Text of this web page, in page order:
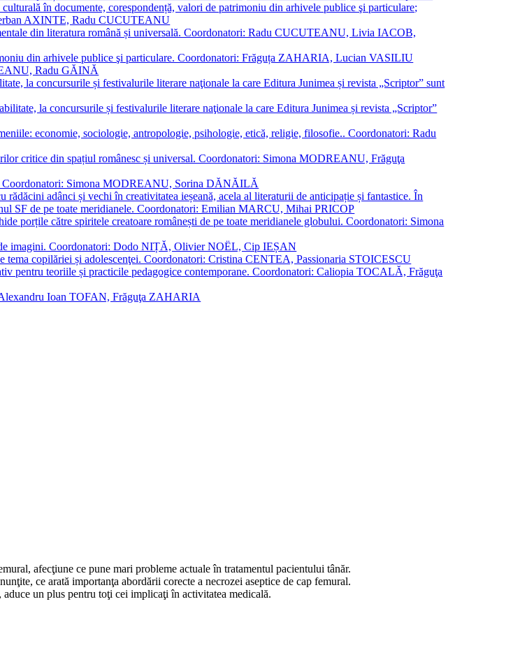
în documente, corespondență, valori de patrimoniu din arhivele publice şi particulare;
AXINTE, Radu CUCUTEANU
din literatura română și universală. Coordonatori: Radu CUCUTEANU, Livia IACOB,
din arhivele publice şi particulare. Coordonatori: Frăguța ZAHARIA, Lucian VASILIU
Radu GĂINĂ
la concursurile și festivalurile literare naţionale la care Editura Junimea și revista „Scriptor” sunt
la concursurile și festivalurile literare naţionale la care Editura Junimea și revista „Scriptor”
economie, sociologie, antropologie, psihologie, etică, religie, filosofie.. Coordonatori: Radu
critice din spațiul românesc și universal. Coordonatori: Simona MODREANU, Frăguţa
Coordonatori: Simona MODREANU, Sorina DĂNĂILĂ
adânci și vechi în creativitatea ieșeană, acela al literaturii de anticipație și fantastice. În
SF de pe toate meridianele. Coordonatori: Emilian MARCU, Mihai PRICOP
porțile către spiritele creatoare românești de pe toate meridianele globului. Coordonatori: Simona
de imagini. Coordonatori: Dodo NIȚĂ, Olivier NOËL, Cip IEȘAN
tema copilăriei și adolescenţei. Coordonatori: Cristina CENTEA, Passionaria STOICESCU
pentru teoriile și practicile pedagogice contemporane. Coordonatori: Caliopia TOCALĂ, Frăguţa
Ioan TOFAN, Frăguţa ZAHARIA
afec­ţiune ce pune mari probleme actuale în tratamentul pacientului tânăr.
ce arată importanţa abordării corecte a necrozei aseptice de cap femural.
un plus pentru toţi cei implicaţi în activitatea medicală.